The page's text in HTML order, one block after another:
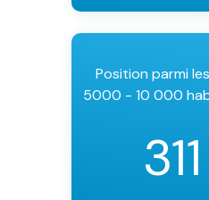
Position parmi
5000 - 10 000
311